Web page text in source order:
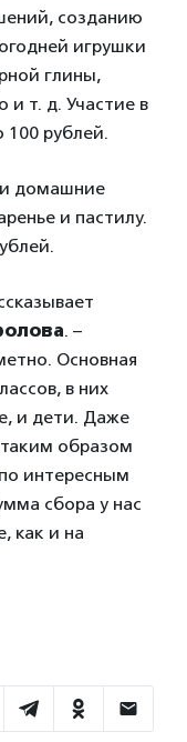
созданию
игрушки
глины,
и т. д. Участие в
100 рублей.
домашние
и пастилу.
. –
Основная
в них
и дети. Даже
образом
интересным
сбора у нас
как и на